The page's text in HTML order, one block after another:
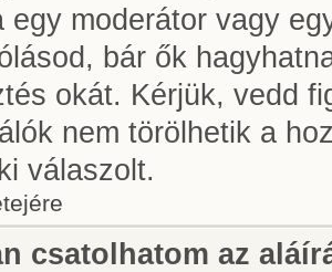
egy moderátor vagy
bár ők
okát. Kérjük, vedd
nem törölhetik a
válaszolt.
csatolhatom az